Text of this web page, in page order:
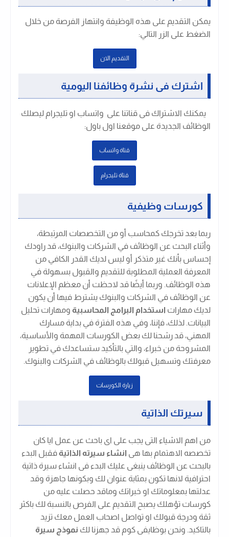
يمكن التقديم على هذه الوظيفة وانتهاز الفرصة من خلال
الضغط على الزر التالي:
التقديم الان
اشترك فى نشرة وظائفنا اليومية
يمكنك الاشتراك فى قناتنا على واتساب او تليجرام ليصلك
الوظائف الجديدة على موقعنا اول باول:
قتاة واتساب
قتاة تليجرام
كورسات وظيفية
ربما بعد تخرجك كمحاسب أو من التخصصات المرتبطة،
وأثناء البحث عن الوظائف في الشركات والبنوك، قد راودك
إحساس بأنك غير متذكر أو ليس لديك القدر الكافي من
المعرفة العملية المطلوبة للتقديم والقبول بسهولة في
هذه الوظائف. وربما أيضًا قد لاحظت أن معظم الإعلانات
عن الوظائف في الشركات والبنوك يشترط فيها أن يكون
لديك مهارات استخدام البرامج المحاسبية ومهارات تحليل
البيانات. لذلك، فإننا، وفي هذه الفترة في بداية مسارك
المهني، قد رشحنا لك بعض الكورسات المهمة والأساسية،
المشروحة من خبراء، والتي بالتأكيد ستساعدك في تطوير
معرفتك وتسهيل قبولك بالوظائف في الشركات والبنوك.
زيارة الكورسات
سيرتك الذاتية
من اهم الاشياء التى يجب على اى باحث عن عمل ايا كان
تخصصه الاهتمام بها هى انشاء سيرته الذاتية فقبل البدء
بالبحث عن الوظائف ينبغى عليك البدء فى انشاء سيرة ذاتية
احترافية لانها تكون بمثابة عنوان لك وبكونها جاهزة وقد
عدلتها بمعلوماتك او خبراتك وماقد حصلت عليه من
كورسات تؤهلك يصبح التقديم على الفرص بالنسبة لك باكثر
ثقة ودرجة قبولك او تواصل اصحاب العمل معك تزيد
بالتاكيد. ونحن بوظايفى كوم قد جهزنا لك نموذج سيرة